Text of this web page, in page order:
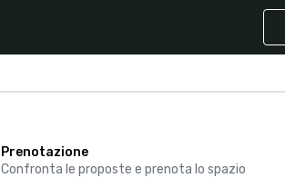
Prenotazione
Confronta le proposte e prenota lo spazio